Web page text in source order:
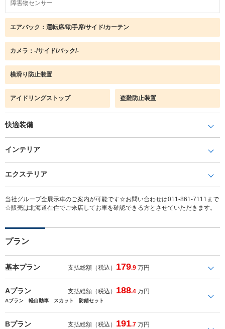
障害物センサー
エアバック：運転席/助手席/サイド/カーテン
カメラ：-/サイド/バック/-
横滑り防止装置
アイドリングストップ 盗難防止装置
快適装備
インテリア
エクステリア
当社グループ全展示車のご案内が可能です☆お問い合わせは011-861-7111まで
☆販売は北海道在住でご来店してお車を確認できる方とさせていただきます。
プラン
基本プラン 支払総額（税込） 179.9 万円
Aプラン 支払総額（税込） 188.4 万円
Aプラン 軽自動車 スカット 防錆セット
Bプラン 支払総額（税込） 191.7 万円